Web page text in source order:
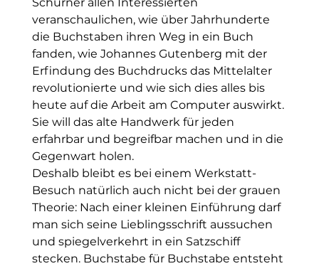
veranschaulichen, wie über Jahrhunderte
die Buchstaben ihren Weg in ein Buch
fanden, wie Johannes Gutenberg mit der
Erfindung des Buchdrucks das Mittelalter
revolutionierte und wie sich dies alles bis
heute auf die Arbeit am Computer auswirkt.
Sie will das alte Handwerk für jeden
erfahrbar und begreifbar machen und in die
Gegenwart holen.
Deshalb bleibt es bei einem Werkstatt-
Besuch natürlich auch nicht bei der grauen
Theorie: Nach einer kleinen Einführung darf
man sich seine Lieblingsschrift aussuchen
und spiegelverkehrt in ein Satzschiff
stecken. Buchstabe für Buchstabe entsteht